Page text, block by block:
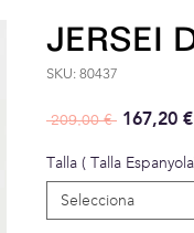
JERSEI
SKU: 80437
209,00 € Preu
167,20 €
Talla ( Talla
Selecciona